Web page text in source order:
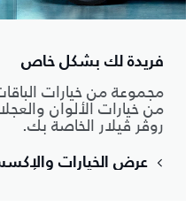
فريدة لك بشكل خاص
مجموعة من خيارات
من خيارات الألوان
روڤر ڤيلار الخاصة بك.
عرض الخيارات